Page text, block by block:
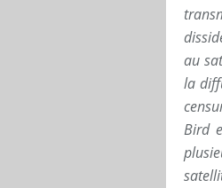
au
la
Bird